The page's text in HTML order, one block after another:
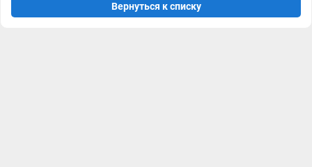
Вернуться к списку